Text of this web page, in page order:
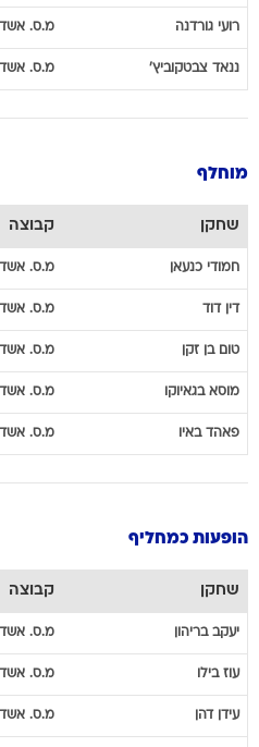
רועי גורדנה מ.ס.
ננאד צבטקוביץ' מ.ס.
מוחלף
שחקן קבוצה
חמודי כנעאן מ.ס.
דין דוד מ.ס.
טום בן זקן מ.ס.
מוסא בגאיוקו מ.ס.
פאהד באיו מ.ס.
הופעות כמחליף
שחקן קבוצה
יעקב בריהון מ.ס.
עוז בילו מ.ס.
עידן דהן מ.ס.